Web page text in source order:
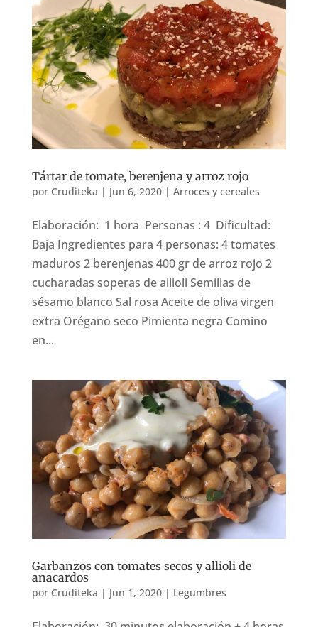
Tártar de tomate, berenjena y arroz rojo
por Cruditeka | Jun 6, 2020| Arroces y cereales
Elaboración: 1 hora Personas : 4 Dificultad:
Baja Ingredientes para 4 personas: 4 tomates
maduros 2 berenjenas 400 gr de arroz rojo 2
cucharadas soperas de allioli Semillas de
sésamo blanco Sal rosa Aceite de oliva virgen
extra Orégano seco Pimienta negra Comino
en...
Garbanzos con tomates secos y allioli de
anacardos
por Cruditeka | Jun 1, 2020| Legumbres